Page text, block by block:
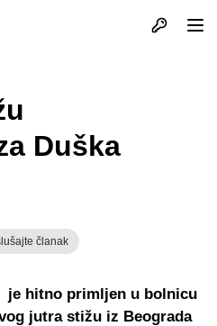
Otvori profil
Duška
članak
je hitno primljen u bolnicu
jutra stižu iz Beograda